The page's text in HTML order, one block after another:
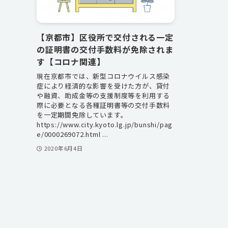
【京都市】区役所で交付される一定
の証明書の交付手数料が免除されま
す【コロナ関連】
現在京都市では、新型コロナウイルス感染
症により経済的な影響を受けた方が、貸付
や融資、助成金等の支援制度等を利用する
際に必要となる各種証明書等の交付手数料
を一定期間免除しています。
https://www.city.kyoto.lg.jp/bunshi/pag
e/0000269072.html ...
2020年6月4日